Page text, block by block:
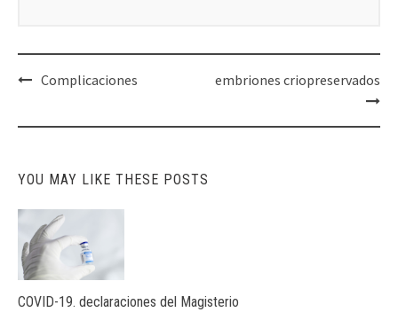
PostComplicaciones embriones criopreservados
YOU MAY LIKE THESE POSTS
COVID-19. declaraciones del Magisterio